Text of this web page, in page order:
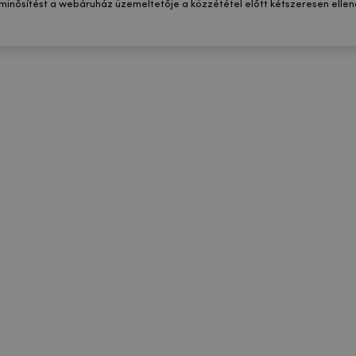
a webáruház üzemeltetője a közzététel előtt kétszeresen